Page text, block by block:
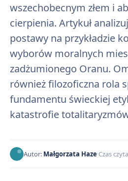
wszechobecnym złem i
cierpienia. Artykuł
postawy na przykładzie
wyborów moralnych
zadżumionego Oranu.
również filozoficzna rola
fundamentu świeckiej
katastrofie
Autor: Małgorzata Haze Czas